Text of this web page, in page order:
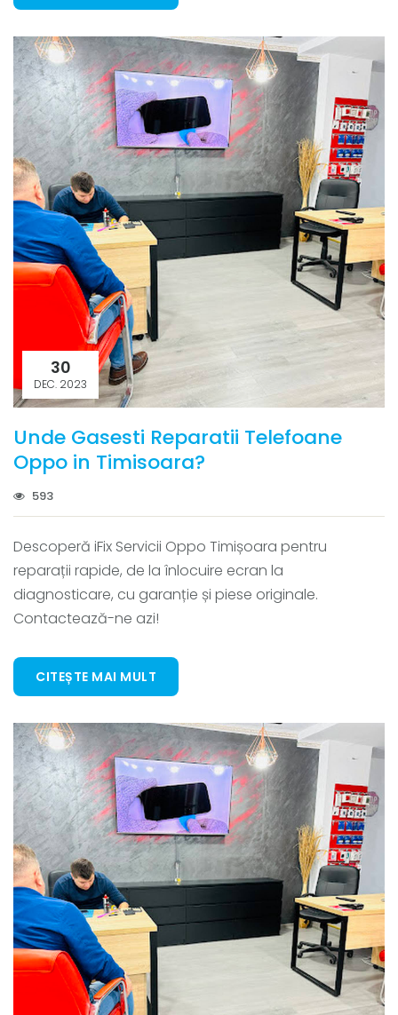
30
DEC. 2023
Unde Gasesti Reparatii Telefoane
Oppo in Timisoara?
593
Descoperă iFix Servicii Oppo Timișoara pentru
reparații rapide, de la înlocuire ecran la
diagnosticare, cu garanție și piese originale.
Contactează-ne azi!
CITEȘTE MAI MULT